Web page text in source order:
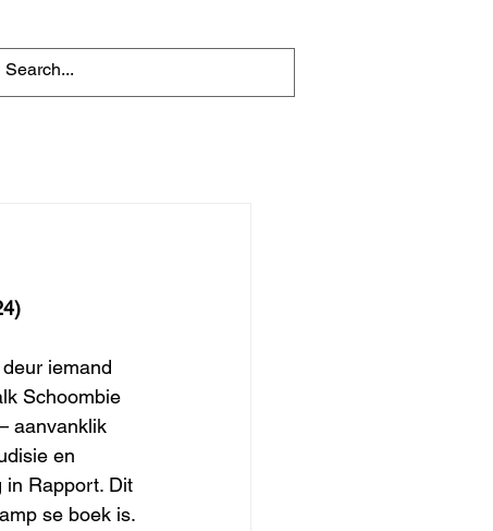
iemand
Schoombie
aanvanklik
en
in Rapport. Dit
se boek is.